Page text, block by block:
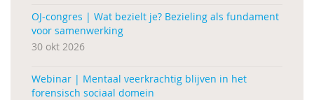
OJ-congres | Wat bezielt je? Bezieling als fundament
voor samenwerking
30 okt 2026
Webinar | Mentaal veerkrachtig blijven in het
forensisch sociaal domein